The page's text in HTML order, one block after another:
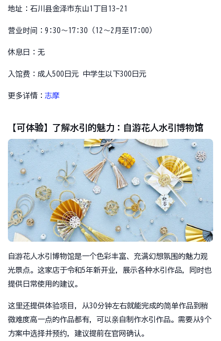
地址：石川县金泽市东山1丁目13-21
营业时间：9:30～17:30（12～2月至17:00）
休息日：无
入馆费：成人500日元 中学生以下300日元
更多详情： 志摩
【可体验】了解水引的魅力：自游花人水引博物馆
自游花人水引博物馆是一个色彩丰富、充满幻想氛围的魅力观
光景点。这家店于令和5年新开业，展示各种水引作品，同时也
提供日常使用的建议。
这里还提供体验项目，从30分钟左右就能完成的简单作品到稍
微难度高一点的作品都有，可以亲自制作水引作品。需要从9个
方案中选择并预约，建议提前在官网确认。